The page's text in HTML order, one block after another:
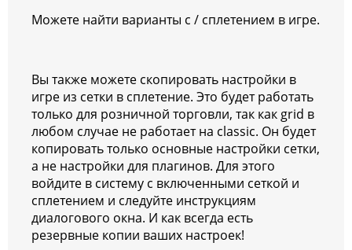
Можете найти варианты с / сплетением в игре.
Вы также можете скопировать настройки в
игре из сетки в сплетение. Это будет работать
только для розничной торговли, так как grid в
любом случае не работает на classic. Он будет
копировать только основные настройки сетки,
а не настройки для плагинов. Для этого
войдите в систему с включенными сеткой и
сплетением и следуйте инструкциям
диалогового окна. И как всегда есть
резервные копии ваших настроек!